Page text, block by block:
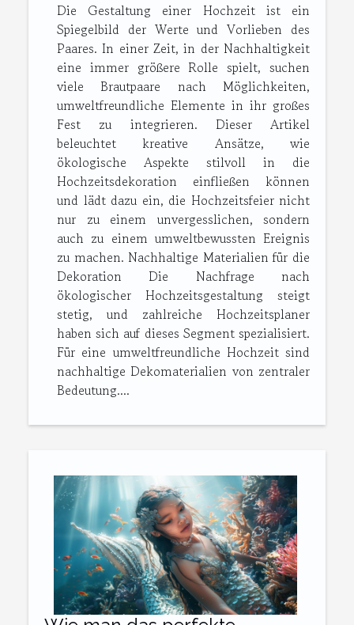
Die Gestaltung einer Hochzeit ist ein
Spiegelbild der Werte und Vorlieben des
Paares. In einer Zeit, in der Nachhaltigkeit
eine immer größere Rolle spielt, suchen
viele Brautpaare nach Möglichkeiten,
umweltfreundliche Elemente in ihr großes
Fest zu integrieren. Dieser Artikel
beleuchtet kreative Ansätze, wie
ökologische Aspekte stilvoll in die
Hochzeitsdekoration einfließen können
und lädt dazu ein, die Hochzeitsfeier nicht
nur zu einem unvergesslichen, sondern
auch zu einem umweltbewussten Ereignis
zu machen. Nachhaltige Materialien für die
Dekoration Die Nachfrage nach
ökologischer Hochzeitsgestaltung steigt
stetig, und zahlreiche Hochzeitsplaner
haben sich auf dieses Segment spezialisiert.
Für eine umweltfreundliche Hochzeit sind
nachhaltige Dekomaterialien von zentraler
Bedeutung....